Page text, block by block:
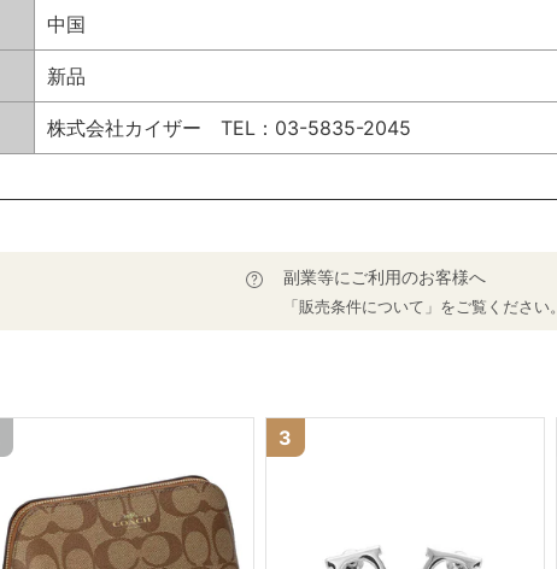
中国
新品
株式会社カイザー TEL：03-5835-2045
副業等にご利用のお客様へ
「販売条件について」をご覧ください。
3